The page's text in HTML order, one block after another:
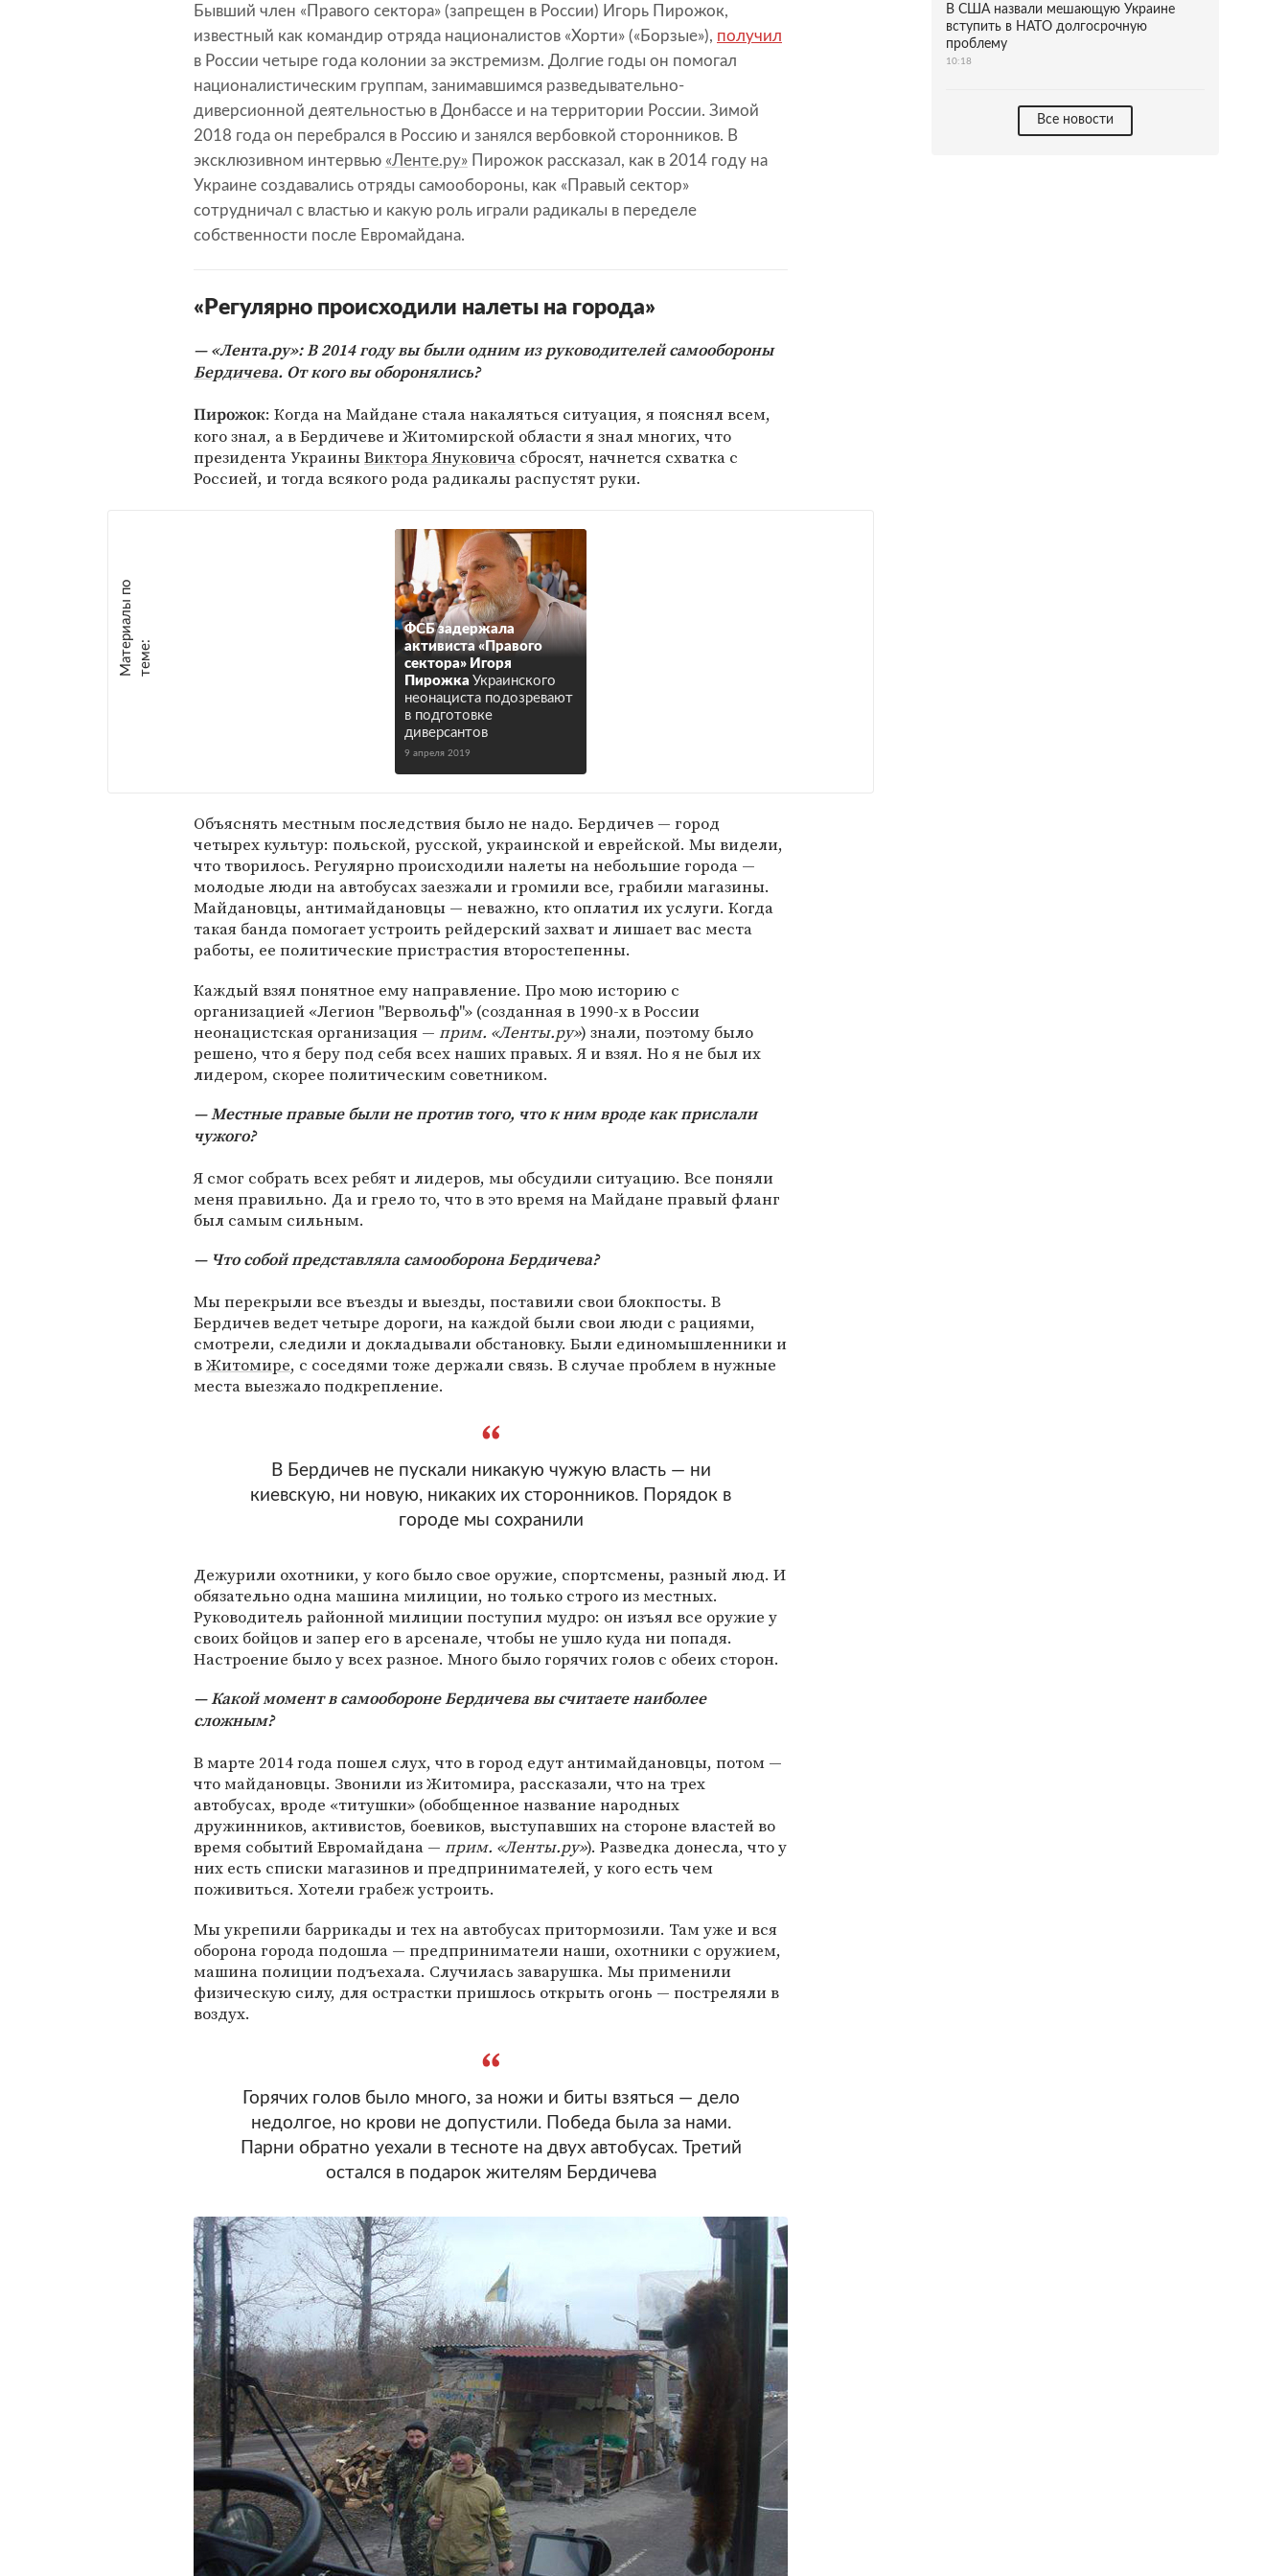
Бывший член «Правого сектора» (запрещен в России) Игорь Пирожок,
известный как командир отряда националистов «Хорти» («Борзые»), получил
в России четыре года колонии за экстремизм. Долгие годы он помогал
националистическим группам, занимавшимся разведывательно-
диверсионной деятельностью в Донбассе и на территории России. Зимой
2018 года он перебрался в Россию и занялся вербовкой сторонников. В
эксклюзивном интервью «Ленте.ру» Пирожок рассказал, как в 2014 году на
Украине создавались отряды самообороны, как «Правый сектор»
сотрудничал с властью и какую роль играли радикалы в переделе
собственности после Евромайдана.
«Регулярно происходили налеты на города»
«Лента.ру»: В 2014 году вы были одним из руководителей самообороны
Бердичева. От кого вы оборонялись?
Пирожок: Когда на Майдане стала накаляться ситуация, я пояснял всем,
кого знал, а в Бердичеве и Житомирской области я знал многих, что
президента УкраиныВиктора Януковича сбросят, начнется схватка с
Россией, и тогда всякого рода радикалы распустят руки.
М
а
т е
р
и
а
л
ы
п
о
т
е
м
е :
ФСБ задержала
активиста «Правого
сектора» Игоря
Пирожка Украинского
неонациста подозревают
в подготовке
диверсантов
9 апреля 2019
Объяснять местным последствия было не надо. Бердичев — город
четырех культур: польской, русской, украинской и еврейской. Мы видели,
что творилось. Регулярно происходили налеты на небольшие города —
молодые люди на автобусах заезжали и громили все, грабили магазины.
Майдановцы, антимайдановцы — неважно, кто оплатил их услуги. Когда
такая банда помогает устроить рейдерский захват и лишает вас места
работы, ее политические пристрастия второстепенны.
Каждый взял понятное ему направление. Про мою историю с
организацией «Легион "Вервольф"» (созданная в 1990-х в России
неонацистская организация — прим. «Ленты.ру») знали, поэтому было
решено, что я беру под себя всех наших правых. Я и взял. Но я не был их
лидером, скорее политическим советником.
Местные правые были не против того, что к ним вроде как прислали
чужого?
Я смог собрать всех ребят и лидеров, мы обсудили ситуацию. Все поняли
меня правильно. Да и грело то, что в это время на Майдане правый фланг
был самым сильным.
Что собой представляла самооборона Бердичева?
Мы перекрыли все въезды и выезды, поставили свои блокпосты. В
Бердичев ведет четыре дороги, на каждой были свои люди с рациями,
смотрели, следили и докладывали обстановку. Были единомышленники и
вЖитомире, с соседями тоже держали связь. В случае проблем в нужные
места выезжало подкрепление.
В Бердичев не пускали никакую чужую власть — ни
киевскую, ни новую, никаких их сторонников. Порядок в
городе мы сохранили
Дежурили охотники, у кого было свое оружие, спортсмены, разный люд. И
обязательно одна машина милиции, но только строго из местных.
Руководитель районной милиции поступил мудро: он изъял все оружие у
своих бойцов и запер его в арсенале, чтобы не ушло куда ни попадя.
Настроение было у всех разное. Много было горячих голов с обеих сторон.
Какой момент в самообороне Бердичева вы считаете наиболее
сложным?
В марте 2014 года пошел слух, что в город едут антимайдановцы, потом —
что майдановцы. Звонили из Житомира, рассказали, что на трех
автобусах, вроде «титушки» (обобщенное название народных
дружинников, активистов, боевиков, выступавших на стороне властей во
время событий Евромайдана — прим. «Ленты.ру»). Разведка донесла, что у
них есть списки магазинов и предпринимателей, у кого есть чем
поживиться. Хотели грабеж устроить.
Мы укрепили баррикады и тех на автобусах притормозили. Там уже и вся
оборона города подошла — предприниматели наши, охотники с оружием,
машина полиции подъехала. Случилась заварушка. Мы применили
физическую силу, для острастки пришлось открыть огонь — постреляли в
воздух.
Горячих голов было много, за ножи и биты взяться — дело
недолгое, но крови не допустили. Победа была за нами.
Парни обратно уехали в тесноте на двух автобусах. Третий
остался в подарок жителям Бердичева
В США назвали мешающую Украине
вступить в НАТО долгосрочную
проблему
10:18
Все новости